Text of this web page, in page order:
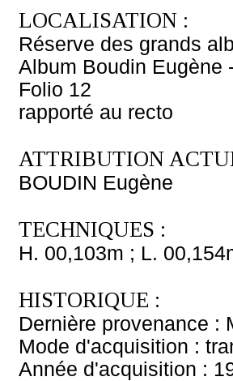
LOCALISATION :
Réserve des grands
Album Boudin Eugène
Folio 12
rapporté au recto
ATTRIBUTION
BOUDIN Eugène
TECHNIQUES :
H. 00,103m ; L.
HISTORIQUE :
Dernière provenance :
Mode d'acquisition :
Année d'acquisition :